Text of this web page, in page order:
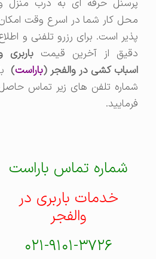
پرسنل حرفه ای به درب منزل و
محل کار شما در اسرع وقت امکان
پذیر است. برای رزرو تلفنی و اطلاع
دقیق از آخرین قیمتباربری و
اسباب کشی در والفجر (باراست)با
شماره تلفن های زیر تماس حاصل
فرمایید.
شماره تماس باراست
خدمات باربری در
والفجر
۰۲۱-۹۱۰۱-۳۷۲۶